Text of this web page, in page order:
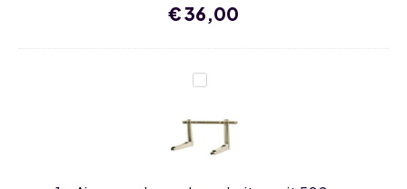
€36,00
Airco
muurbeugel
buitenunit
500mm